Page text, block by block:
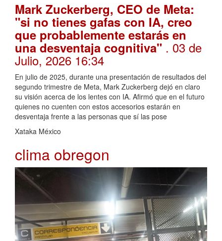
Mark Zuckerberg, CEO de Meta:
"si no tienes gafas con IA, creo
que probablemente estarás en
una desventaja cognitiva" . 03 de
Julio, 2026 16:34
En julio de 2025, durante una presentación de resultados del
segundo trimestre de Meta, Mark Zuckerberg dejó en claro
su visión acerca de los lentes con IA. Afirmó que en el futuro
quienes no cuenten con estos accesorios estarán en
desventaja frente a las personas que sí las pose
Xataka México
clima obregon